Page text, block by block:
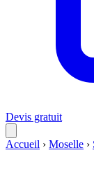
Devis gratuit
Accueil › Moselle ›